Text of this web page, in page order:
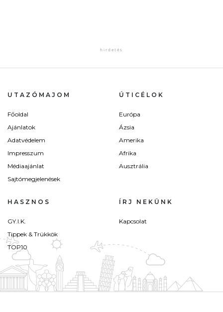
UTAZÓMAJOM
Főoldal
Ajánlatok
Adatvédelem
Impresszum
Médiaajánlat
Sajtómegjelenések
ÚTICÉLOK
Európa
Ázsia
Amerika
Afrika
Ausztrália
HASZNOS
GY.I.K.
Tippek & Trükkök
TOP10
ÍRJ NEKÜNK
Kapcsolat